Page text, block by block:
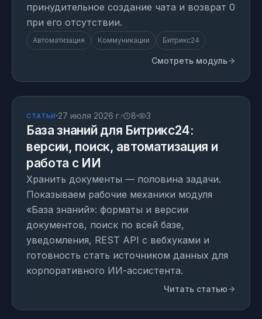
принудительное создание чата и возврат 0
при его отсутствии.
Автоматизация Коммуникации Битрикс24
Смотреть модуль
СТАТЬИ 27 июля 2026 г. 8 3
База знаний для Битрикс24:
версии, поиск, автоматизация и
работа с ИИ
Хранить документы — половина задачи.
Показываем рабочие механики модуля
«База знаний»: форматы и версии
документов, поиск по всей базе,
уведомления, REST API с вебхуками и
готовность стать источником данных для
корпоративного ИИ-ассистента.
Читать статью